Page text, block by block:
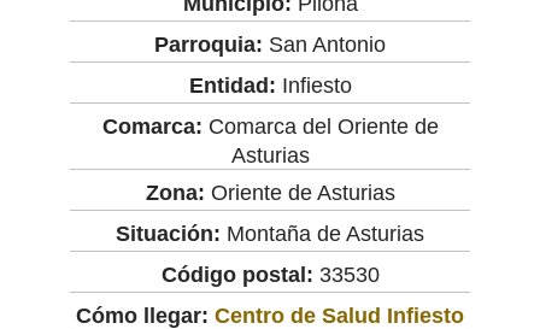
Parroquia: San Antonio
Entidad: Infiesto
Comarca: Comarca del Oriente de
Asturias
Zona: Oriente de Asturias
Situación: Montaña de Asturias
Código postal: 33530
Cómo llegar: Centro de Salud Infiesto